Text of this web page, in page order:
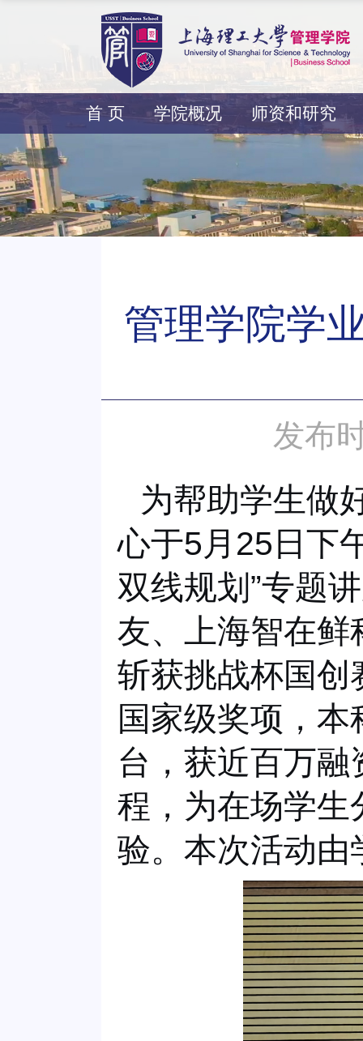
首 页 学院概况 师资和研究
管理学院学
发布
为帮助学生做
心于5月25日下
双线规划”专题
友、上海智在鲜
斩获挑战杯国创
国家级奖项，
台，获近百万
程，为在场学生
验。本次活动由